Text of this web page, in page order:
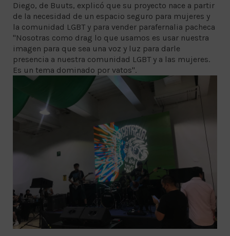
Diego, de Buuts, explicó que su proyecto nace a partir
de la necesidad de un espacio seguro para mujeres y
la comunidad LGBT y para vender parafernalia pacheca
"Nosotras como drag lo que usamos es usar nuestra
imagen para que sea una voz y luz para darle
presencia a nuestra comunidad LGBT y a las mujeres.
Es un tema dominado por vatos".